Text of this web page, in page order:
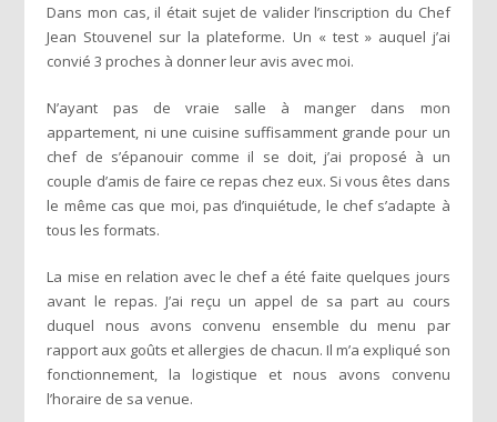
Dans mon cas, il était sujet de valider l’inscription du Chef
Jean Stouvenel sur la plateforme. Un « test » auquel j’ai
convié 3 proches à donner leur avis avec moi.
N’ayant pas de vraie salle à manger dans mon
appartement, ni une cuisine suffisamment grande pour un
chef de s’épanouir comme il se doit, j’ai proposé à un
couple d’amis de faire ce repas chez eux. Si vous êtes dans
le même cas que moi, pas d’inquiétude, le chef s’adapte à
tous les formats.
La mise en relation avec le chef a été faite quelques jours
avant le repas. J’ai reçu un appel de sa part au cours
duquel nous avons convenu ensemble du menu par
rapport aux goûts et allergies de chacun. Il m’a expliqué son
fonctionnement, la logistique et nous avons convenu
l’horaire de sa venue.